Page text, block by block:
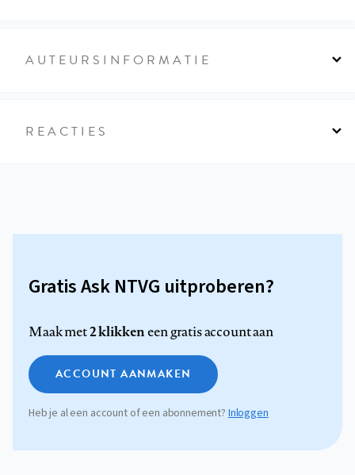
AUTEURSINFORMATIE
REACTIES
Gratis Ask NTVG uitproberen?
Maak met2 klikkeneen gratis account aan
ACCOUNT AANMAKEN
Heb je al een account of een abonnement? Inloggen